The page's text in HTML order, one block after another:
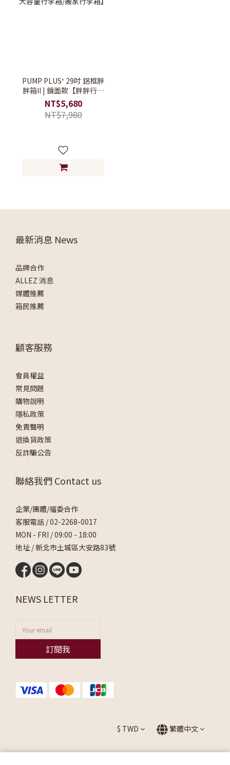
PUMP PLUS⁺ 29吋 鋁框胖
胖箱II | 鏡面款【胖胖行李
箱/大容量行李箱/搬家行李
箱】
NT$5,680
NT$7,980
最新消息 News
品牌合作
ALLEZ 消息
媒體推薦
箱民推薦
顧客服務
會員權益
常見問題
購物說明
隱私政策
免責聲明
退換貨政策
反詐騙公告
聯絡我們 Contact us
企業/團體/福委合作
客服電話 /02-2268-0017
MON - FRI / 09:00 - 18:00
地址 / 新北市土城區大安路83號
NEWS LETTER
訂閱我
$ TWD 繁體中文